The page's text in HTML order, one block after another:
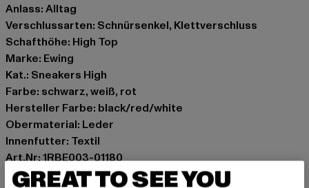
Anlass: Alltag
Verschlussarten: Schnürsenkel, Klettverschluss
Schafthöhe: High Top
Marke: Ewing
Kat.: Sneakers High
Farbe: schwarz, weiß, rot
Hersteller Farbe: black/red/white
Obermaterial: Leder
Innenfutter: Textil
Art.Nr: 1RBE003-01180
GREAT TO SEE YOU